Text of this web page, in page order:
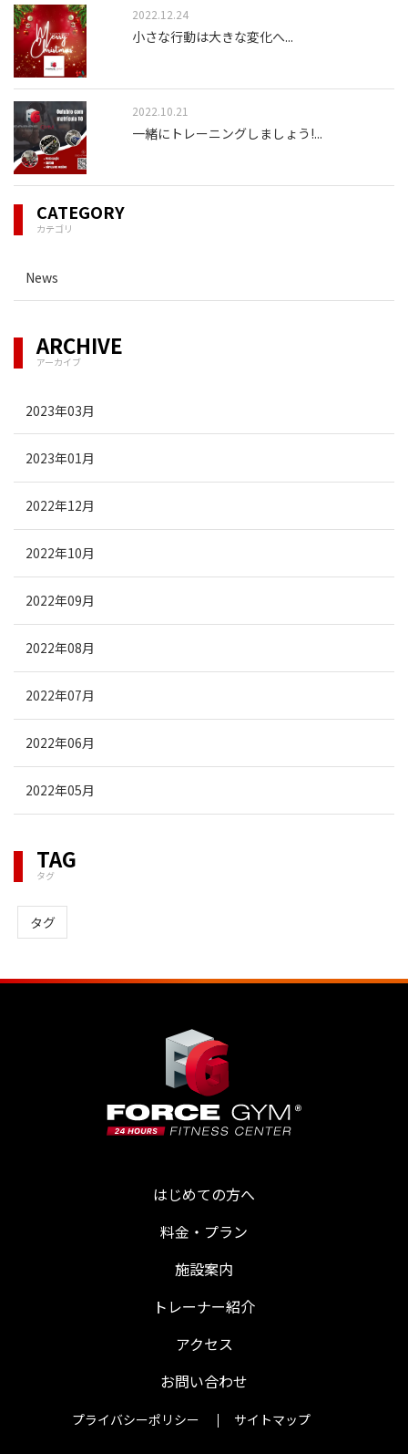
2022.12.24
小さな行動は大きな変化へ...
2022.10.21
一緒にトレーニングしましょう!...
CATEGORY
カテゴリ
News
ARCHIVE
アーカイブ
2023年03月
2023年01月
2022年12月
2022年10月
2022年09月
2022年08月
2022年07月
2022年06月
2022年05月
TAG
タグ
タグ
はじめての方へ
料金・プラン
施設案内
トレーナー紹介
アクセス
お問い合わせ
プライバシーポリシー サイトマップ